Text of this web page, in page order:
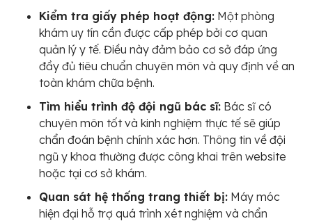
Kiểm tra giấy phép hoạt động: Một phòng
khám uy tín cần được cấp phép bởi cơ quan
quản lý y tế. Điều này đảm bảo cơ sở đáp ứng
đầy đủ tiêu chuẩn chuyên môn và quy định về an
toàn khám chữa bệnh.
Tìm hiểu trình độ đội ngũ bác sĩ: Bác sĩ có
chuyên môn tốt và kinh nghiệm thực tế sẽ giúp
chẩn đoán bệnh chính xác hơn. Thông tin về đội
ngũ y khoa thường được công khai trên website
hoặc tại cơ sở khám.
Quan sát hệ thống trang thiết bị: Máy móc
hiện đại hỗ trợ quá trình xét nghiệm và chẩn